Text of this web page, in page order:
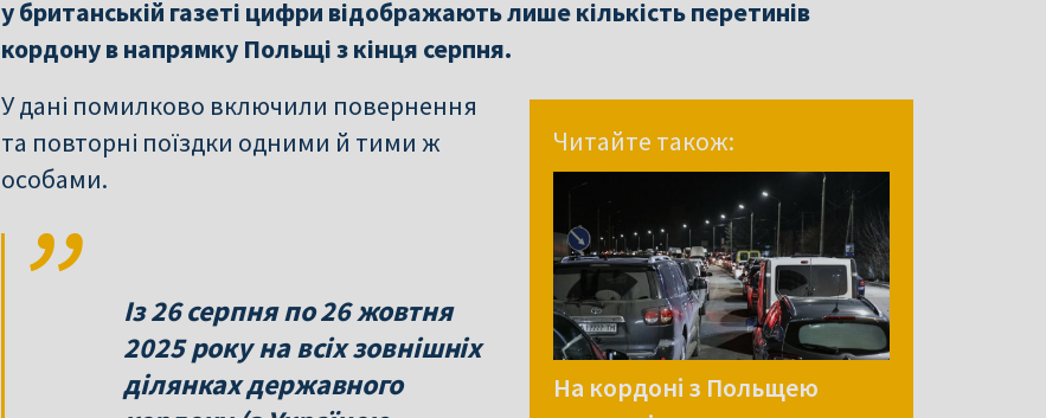
у британській газеті цифри відображають лише кількість перетинів
кордону в напрямку Польщі з кінця серпня.
Читайте також:
На кордоні з Польщею
У дані помилково включили повернення
та повторні поїздки одними й тими ж
особами.
Із 26 серпня по 26 жовтня
2025 року на всіх зовнішніх
ділянках державного